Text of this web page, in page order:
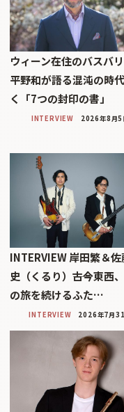
ウィーン在住のバスバ
平野和が語る混沌の時
く「7つの封印の書」
INTERVIEW 2026年8月5
INTERVIEW 岸田繁＆佐
史（くるり）――古今東西
の旅を続けるふた…
INTERVIEW 2026年7月